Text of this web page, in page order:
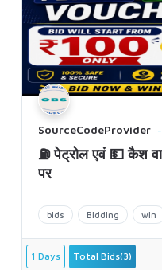
SourceCodeProvider
bids Bidding win
⛽ पेट्रोल एवं 💵 कैश
पर
1 Days Total Bids(3)